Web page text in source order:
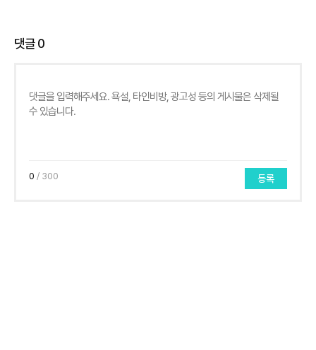
댓글0
0 / 300 등록